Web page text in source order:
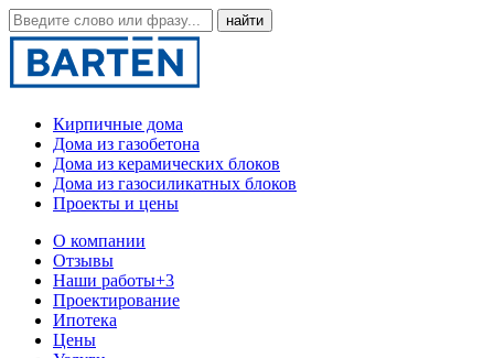
Кирпичные дома
Дома из газобетона
Дома из керамических блоков
Дома из газосиликатных блоков
Проекты и цены
О компании
Отзывы
Наши работы+3
Проектирование
Ипотека
Цены